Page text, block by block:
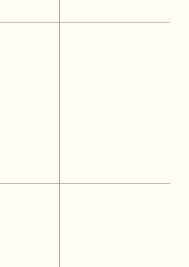
スト
費
費
費
スト
給付